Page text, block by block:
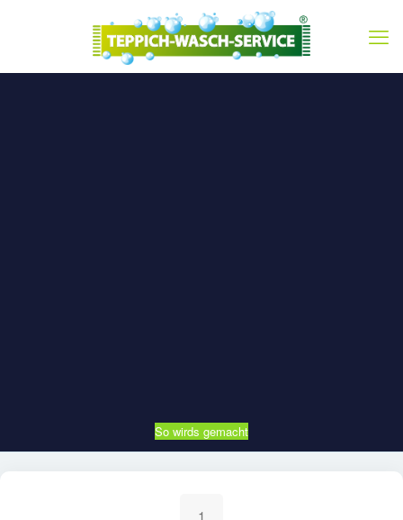
So wirds gemacht
1